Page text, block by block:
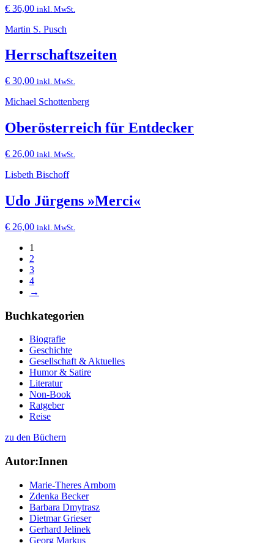
€ 36,00 inkl. MwSt.
Martin S. Pusch
Herrschaftszeiten
€ 30,00 inkl. MwSt.
Michael Schottenberg
Oberösterreich für Entdecker
€ 26,00 inkl. MwSt.
Lisbeth Bischoff
Udo Jürgens »Merci«
€ 26,00 inkl. MwSt.
1
2
3
4
→
Buchkategorien
Biografie
Geschichte
Gesellschaft & Aktuelles
Humor & Satire
Literatur
Non-Book
Ratgeber
Reise
zu den Büchern
Autor:Innen
Marie-Theres Arnbom
Zdenka Becker
Barbara Dmytrasz
Dietmar Grieser
Gerhard Jelinek
Georg Markus